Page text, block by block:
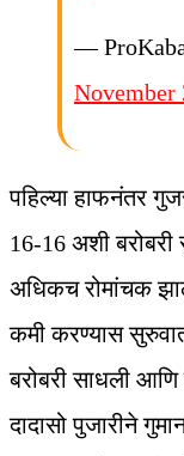
—
November
पहिल्या हाफनंतर
16-16 अशी बरोबरी
अधिकच रोमांचक
कमी करण्यास
बरोबरी साधली आणि
दादासो पुजारीने